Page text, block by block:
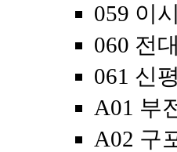
059 이
060 전
061 신
A01 부
A02 구